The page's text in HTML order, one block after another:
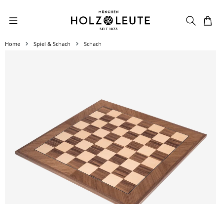
Zum Hauptinhalt springen
Home Spiel & Schach Schach